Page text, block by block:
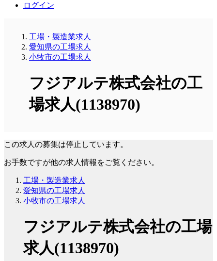
ログイン
工場・製造業求人
愛知県の工場求人
小牧市の工場求人
フジアルテ株式会社の工
場求人(1138970)
この求人の募集は停止しています。
お手数ですが他の求人情報をご覧ください。
工場・製造業求人
愛知県の工場求人
小牧市の工場求人
フジアルテ株式会社の工場
求人(1138970)